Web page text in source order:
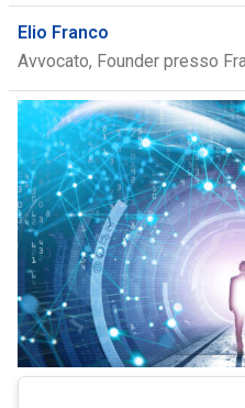
Elio Franco
Avvocato, Founder presso